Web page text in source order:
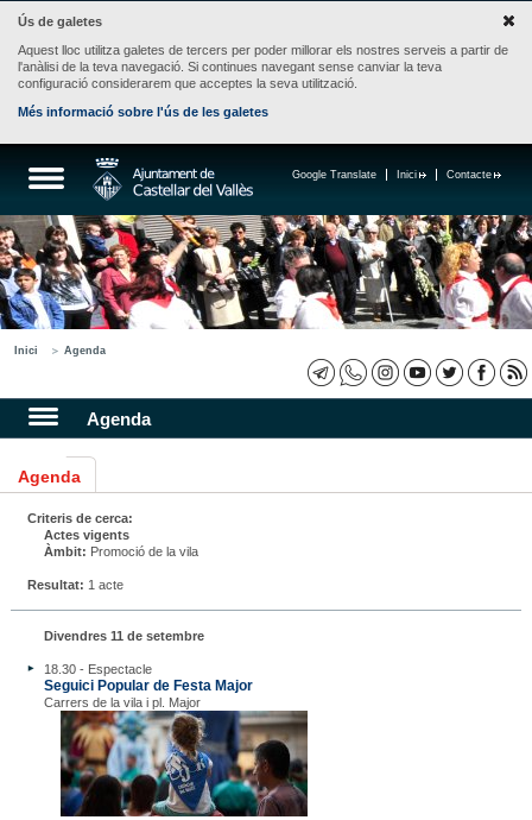
Ús de galetes
Aquest lloc utilitza galetes de tercers per poder millorar els nostres serveis a partir de
l'anàlisi de la teva navegació. Si continues navegant sense canviar la teva
configuració considerarem que acceptes la seva utilització.
Més informació sobre l'ús de les galetes
Contacte
Inici
Google Translate
Inici Agenda
Agenda
Agenda
Criteris de cerca:
Actes vigents
Àmbit: Promoció de la vila
Resultat: 1 acte
Divendres 11 de setembre
18.30 - Espectacle
Seguici Popular de Festa Major
Carrers de la vila i pl. Major